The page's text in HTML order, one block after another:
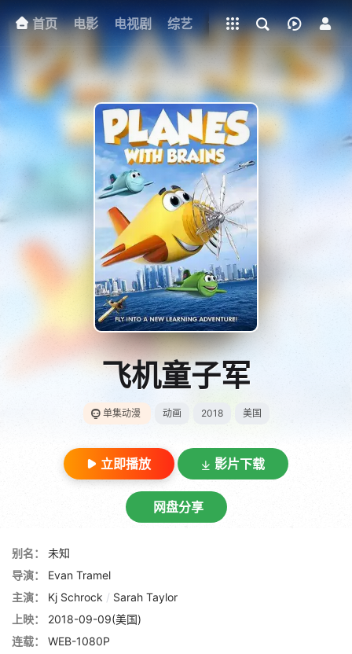
首页 电影 电视剧 综艺 动漫 网址+ 明星
下载客户端
飞机童子军
单集动漫 动画 2018 美国
立即播放 影片下载
网盘分享
别名：
未知
导演：
Evan Tramel
主演：
Kj Schrock / Sarah Taylor
上映：
2018-09-09(美国)
连载：
WEB-1080P